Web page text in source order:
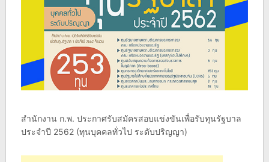
สำนักงาน ก.พ. ประกาศรับสมัครสอบแข่งขันเพื่อรับทุนรัฐบาล
ประจำปี 2562 (ทุนบุคคลทั่วไป ระดับปริญญา)